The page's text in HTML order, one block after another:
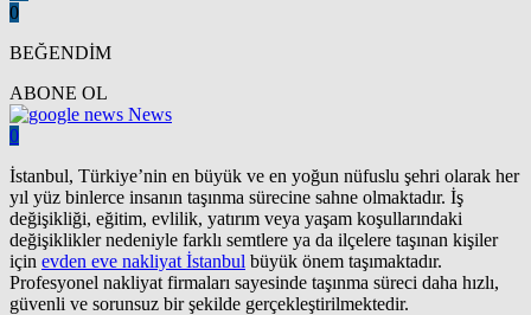
0
BEĞENDİM
ABONE OL
News
0
İstanbul, Türkiye’nin en büyük ve en yoğun nüfuslu şehri olarak her
yıl yüz binlerce insanın taşınma sürecine sahne olmaktadır. İş
değişikliği, eğitim, evlilik, yatırım veya yaşam koşullarındaki
değişiklikler nedeniyle farklı semtlere ya da ilçelere taşınan kişiler
için evden eve nakliyat İstanbul büyük önem taşımaktadır.
Profesyonel nakliyat firmaları sayesinde taşınma süreci daha hızlı,
güvenli ve sorunsuz bir şekilde gerçekleştirilmektedir.